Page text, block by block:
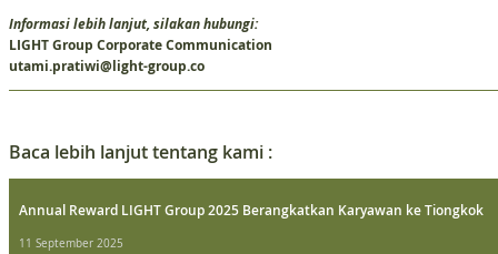
Informasi lebih lanjut, silakan hubungi:
LIGHT Group Corporate Communication
utami.pratiwi@light-group.co
Baca lebih lanjut tentang kami :
Annual Reward LIGHT Group 2025 Berangkatkan Karyawan ke Tiongkok
11 September 2025